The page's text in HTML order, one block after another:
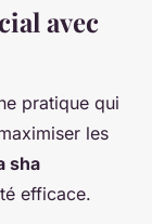
avec
pratique qui
les
sha
efficace.